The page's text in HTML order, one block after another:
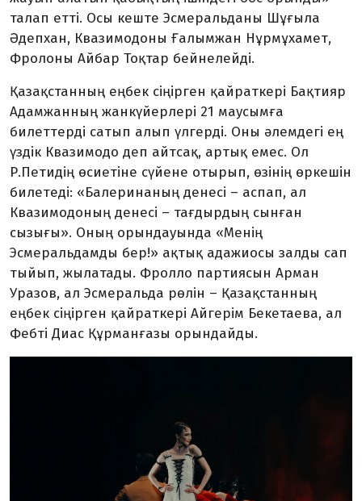
талап етті. Осы кеште Эсмеральданы Шұғыла
Әдепхан, Квазимодоны Ғалымжан Нұрмұхамет,
Фролоны Айбар Тоқтар бейнелейді.
Қазақстанның еңбек сіңірген қайраткері Бақтияр
Адамжанның жанкүйерлері 21 маусымға
билеттерді сатып алып үлгерді. Оны әлемдегі ең
үздік Квазимодо деп айтсақ, артық емес. Ол
Р.Петидің өсиетіне сүйене отырып, өзінің өркешін
билетеді: «Балеринаның денесі – аспап, ал
Квазимодоның денесі – тағдырдың сынған
сызығы». Оның орындауында «Менің
Эсмеральдамды бер!» ақтық адажиосы залды сап
тыйып, жылатады. Фролло партиясын Арман
Уразов, ал Эсмеральда рөлін – Қазақстанның
еңбек сіңірген қайраткері Айгерім Бекетаева, ал
Фебті Диас Құрманғазы орындайды.